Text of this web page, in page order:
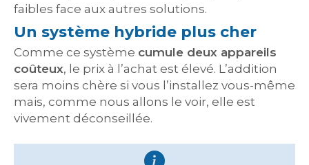
faibles face aux autres solutions.
Un système hybride plus cher
Comme ce système cumule deux appareils
coûteux, le prix à l’achat est élevé. L’addition
sera moins chère si vous l’installez vous-même
mais, comme nous allons le voir, elle est
vivement déconseillée.